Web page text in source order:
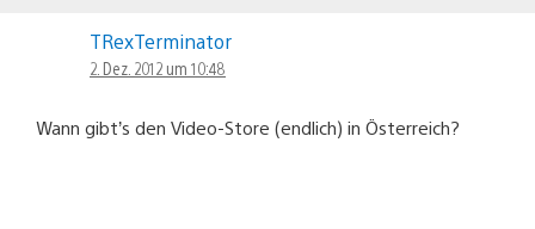
TRexTerminator
2. Dez. 2012 um 10:48
Wann gibt’s den Video-Store (endlich) in Österreich?